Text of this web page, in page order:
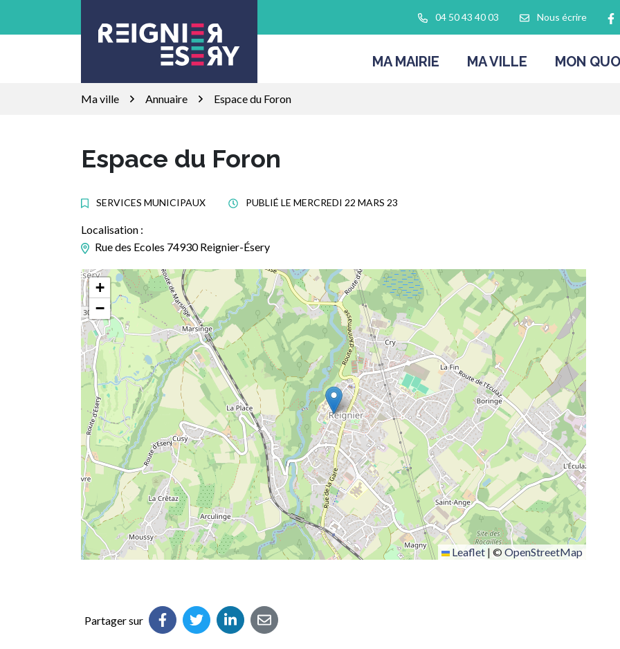
04 50 43 40 03 Nous écrire
MA MAIRIE MA VILLE MON
Ma ville Annuaire Espace du Foron
Espace du Foron
SERVICES MUNICIPAUX PUBLIÉ LE MERCREDI 22 MARS 23
Localisation :
Rue des Ecoles 74930 Reignier-Ésery
+
−
Leaflet | © OpenStreetMap
Partager sur